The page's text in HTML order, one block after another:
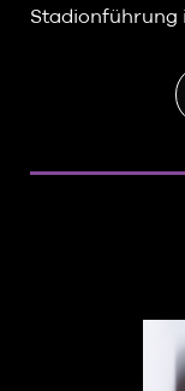
Stadionführung